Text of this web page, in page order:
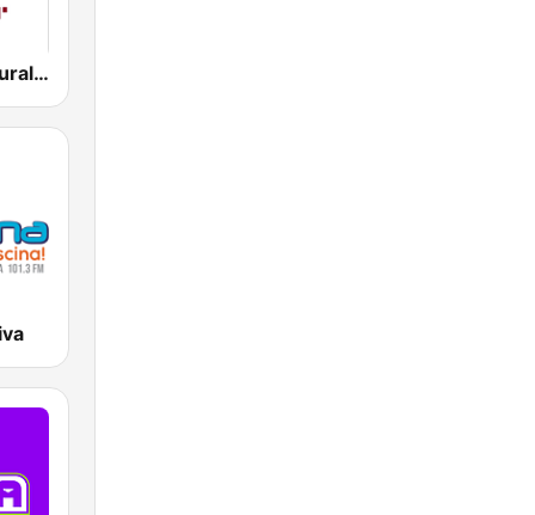
Emisora Cultural del Tolima